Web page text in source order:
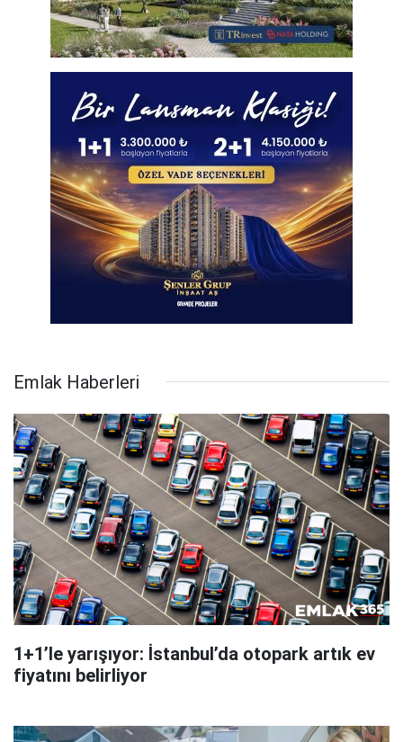
Emlak Haberleri
1+1’le yarışıyor: İstanbul’da otopark artık ev
fiyatını belirliyor